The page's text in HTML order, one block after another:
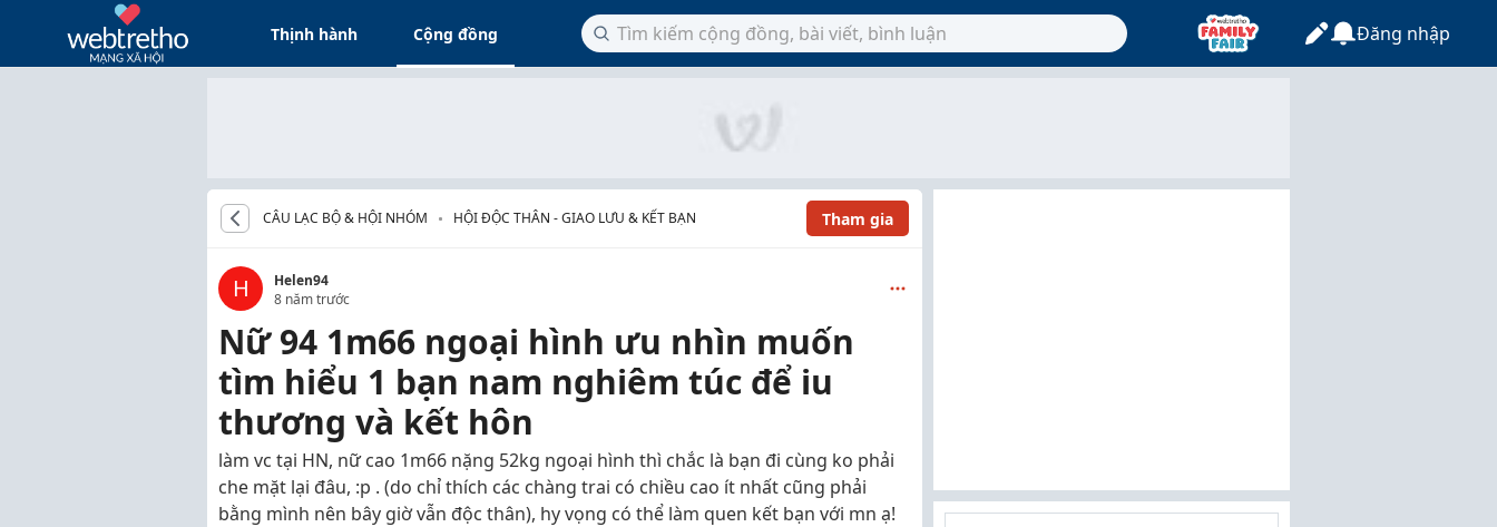
Thịnh hành Cộng đồng Đăng nhập
CÂU LẠC BỘ & HỘI NHÓM HỘI ĐỘC THÂN - GIAO LƯU & KẾT BẠN Tham gia
H
Helen94
8 năm trước
Nữ 94 1m66 ngoại hình ưu nhìn muốn
tìm hiểu 1 bạn nam nghiêm túc để iu
thương và kết hôn
làm vc tại HN, nữ cao 1m66 nặng 52kg ngoại hình thì chắc là bạn đi cùng ko phải
che mặt lại đâu, :p . (do chỉ thích các chàng trai có chiều cao ít nhất cũng phải
bằng mình nên bây giờ vẫn độc thân), hy vọng có thể làm quen kết bạn với mn ạ!